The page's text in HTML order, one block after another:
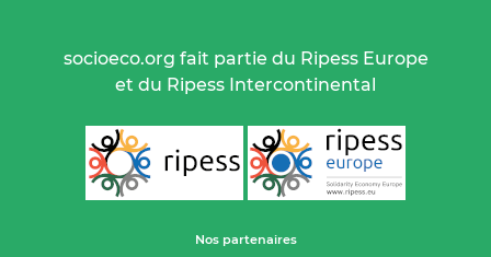
socioeco.org fait partie du Ripess Europe
et du Ripess Intercontinental
Nos partenaires